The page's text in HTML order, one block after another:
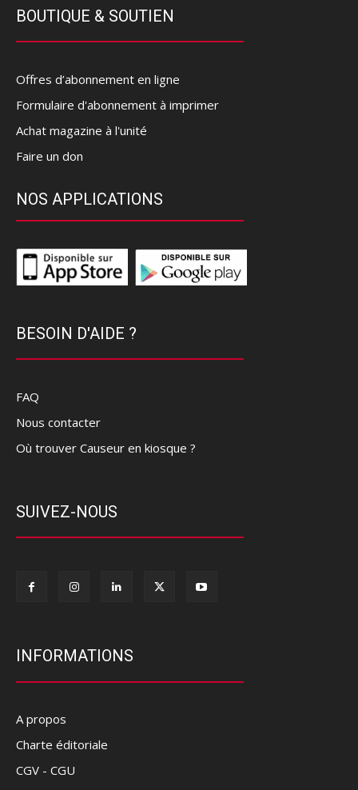
BOUTIQUE & SOUTIEN
Offres d’abonnement en ligne
Formulaire d'abonnement à imprimer
Achat magazine à l'unité
Faire un don
NOS APPLICATIONS
BESOIN D'AIDE ?
FAQ
Nous contacter
Où trouver Causeur en kiosque ?
SUIVEZ-NOUS
INFORMATIONS
A propos
Charte éditoriale
CGV - CGU